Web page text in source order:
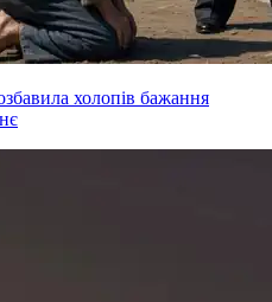
холопів бажання